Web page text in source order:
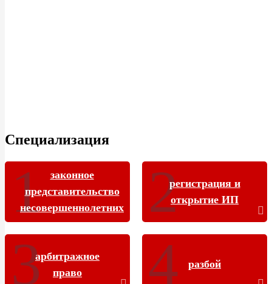
Специализация
законное
представительство
несовершеннолетних
регистрация и
открытие ИП
арбитражное
право
разбой